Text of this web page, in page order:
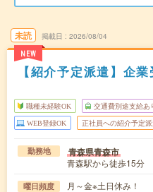
未読
NEW
掲載日 2026/08/04
【紹介予定派遣】企
職種未経験OK 交通費別途支給あ
WEB登録OK 正社員への紹介予定派
勤務地 青森県青森市
青森駅から徒歩15分
曜日頻度 月～金※土日休み！